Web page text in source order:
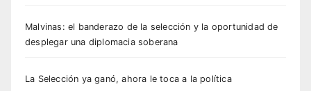
Malvinas: el banderazo de la selección y la oportunidad de
desplegar una diplomacia soberana
La Selección ya ganó, ahora le toca a la política